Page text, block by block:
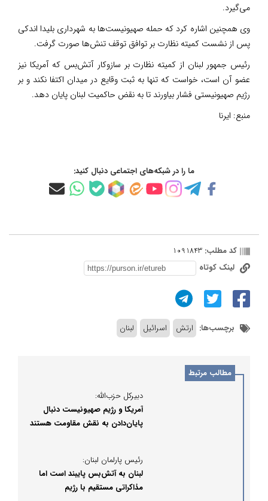
می‌گیرد.
وی همچنین اشاره کرد که حمله صهیونیست‌ها به شهرداری بلیدا اندکی
پس از نشست کمیته نظارت بر توافق توقف تنش‌ها صورت گرفت.
رئیس جمهور لبنان از کمیته نظارت بر سازوکار آتش‌بس که آمریکا نیز
عضو آن است، خواست که تنها به ثبت وقایع در میدان اکتفا نکند و بر
رژیم صهیونیستی فشار بیاورند تا به نقض حاکمیت لبنان پایان دهد.
منبع: ایرنا
ما را در شبکه‌های اجتماعی دنبال کنید:
کد مطلب: 1091843
لینک کوتاه
برچسب‌ها: ارتش اسرائیل لبنان
مطالب مرتبط
دبیرکل حزب‌الله:
آمریکا و رژیم صهیونیست دنبال
پایان‌دادن به نقش مقاومت هستند
رئیس پارلمان لبنان:
لبنان به آتش‌بس پایبند است اما
مذاکراتی مستقیم با رژیم